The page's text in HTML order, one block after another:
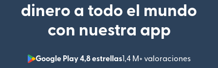
dinero a todo el mundo
con nuestra app
Google Play 4,8 estrellas1,4 M+ valoraciones
(se